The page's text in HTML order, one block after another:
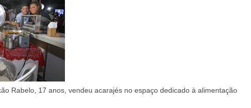
Rabelo, 17 anos, vendeu acarajés no espaço dedicado à alimentação